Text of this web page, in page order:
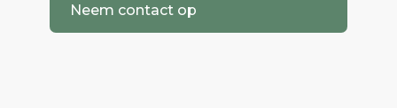
Neem contact op